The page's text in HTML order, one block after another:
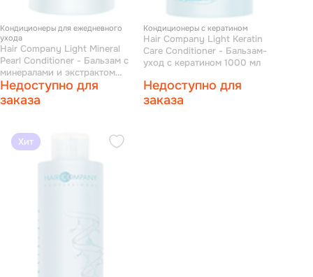
Кондиционеры для ежедневного
ухода
Hair Company Light Mineral
Pearl Conditioner - Бальзам с
минералами и экстрактом
жемчуга 1000 мл
Недоступно для
заказа
Кондиционеры с кератином
Hair Company Light Keratin
Care Conditioner - Бальзам-
уход с кератином 1000 мл
Недоступно для
заказа
Хит